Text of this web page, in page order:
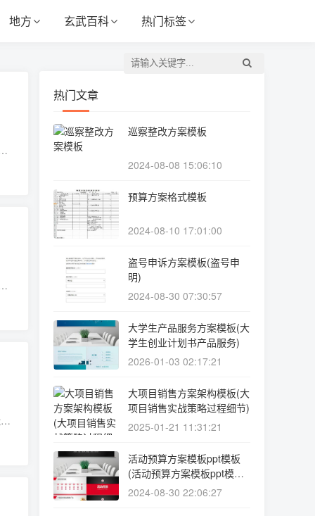
地方 玄武百科 热门标签
热门文章
巡察整改方案模板
2024-08-08 15:06:10
预算方案格式模板
2024-08-10 17:01:00
盗号申诉方案模板(盗号申
明)
2024-08-30 07:30:57
大学生产品服务方案模板(大
学生创业计划书产品服务)
2026-01-03 02:17:21
大项目销售方案架构模板(大
项目销售实战策略过程细节)
2025-01-21 11:31:21
活动预算方案模板ppt模板
(活动预算方案模板ppt模板
免费下载)
2024-08-30 22:06:27